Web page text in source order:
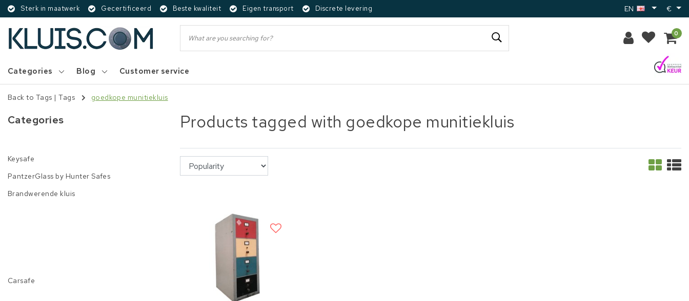
Sterk in maatwerk Gecertificeerd Beste kwaliteit Eigen transport Discrete levering EN €
0
Categories Blog Customer service
Back to Tags |Tags goedkope munitiekluis
Categories
Keysafe
PantzerGlass by Hunter Safes
Brandwerende kluis
Carsafe
Products tagged with goedkope munitiekluis